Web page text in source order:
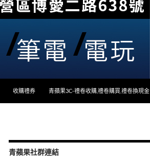
收購禮券 青蘋果3C-禮卷收購,禮卷購買,禮卷換現金
青蘋果社群連結